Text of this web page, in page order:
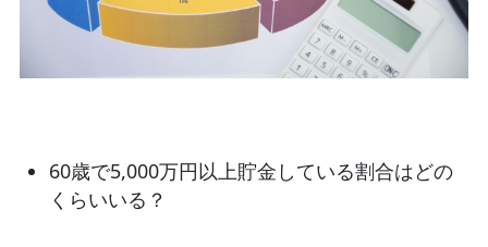
60歳で5,000万円以上貯金している割合はどの
くらいいる？